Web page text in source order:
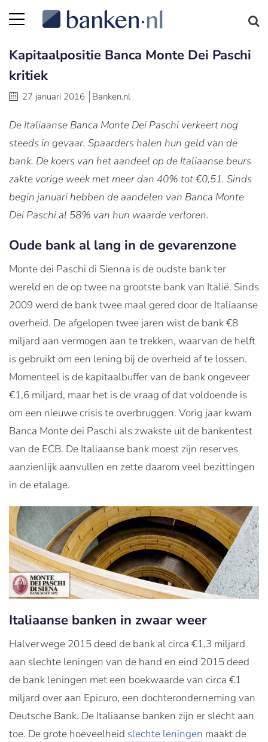
Kapitaalpositie Banca Monte Dei Paschi
kritiek
27 januari 2016 Banken.nl
De Italiaanse Banca Monte Dei Paschi verkeert nog
steeds in gevaar. Spaarders halen hun geld van de
bank. De koers van het aandeel op de Italiaanse beurs
zakte vorige week met meer dan 40% tot €0,51. Sinds
begin januari hebben de aandelen van Banca Monte
Dei Paschi al 58% van hun waarde verloren.
Oude bank al lang in de gevarenzone
Monte dei Paschi di Sienna is de oudste bank ter
wereld en de op twee na grootste bank van Italië. Sinds
2009 werd de bank twee maal gered door de Italiaanse
overheid. De afgelopen twee jaren wist de bank €8
miljard aan vermogen aan te trekken, waarvan de helft
is gebruikt om een lening bij de overheid af te lossen.
Momenteel is de kapitaalbuffer van de bank ongeveer
€1,6 miljard, maar het is de vraag of dat voldoende is
om een nieuwe crisis te overbruggen. Vorig jaar kwam
Banca Monte dei Paschi als zwakste uit de bankentest
van de ECB. De Italiaanse bank moest zijn reserves
aanzienlijk aanvullen en zette daarom veel bezittingen
in de etalage.
Italiaanse banken in zwaar weer
Halverwege 2015 deed de bank al circa €1,3 miljard
aan slechte leningen van de hand en eind 2015 deed
de bank leningen met een boekwaarde van circa €1
miljard over aan Epicuro, een dochteronderneming van
Deutsche Bank. De Italiaanse banken zijn er slecht aan
toe. De grote hoeveelheid slechte leningen maakt de